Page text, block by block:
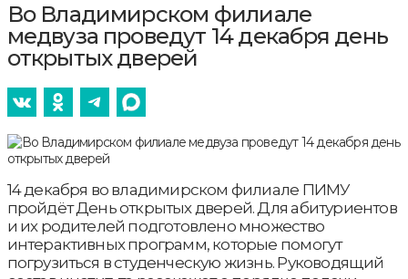
Во Владимирском филиале
медвуза проведут 14 декабря день
открытых дверей
14 декабря во владимирском филиале ПИМУ
пройдёт День открытых дверей. Для абитуриентов
и их родителей подготовлено множество
интерактивных программ, которые помогут
погрузиться в студенческую жизнь. Руководящий